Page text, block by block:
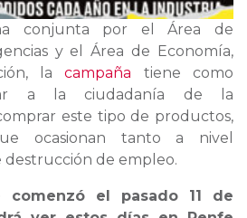
conjunta por el Área de
y el Área de Economía,
la campaña tiene como
a la ciudadanía de la
este tipo de productos,
ocasionan tanto a nivel
destrucción de empleo.
comenzó el pasado 11 de